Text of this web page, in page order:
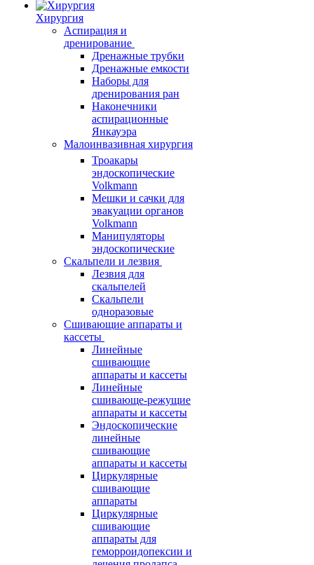
Хирургия
Аспирация и
дренирование
Дренажные трубки
Дренажные емкости
Наборы для
дренирования ран
Наконечники
аспирационные
Янкауэра
Малоинвазивная хирургия
Троакары
эндоскопические
Volkmann
Мешки и сачки для
эвакуации органов
Volkmann
Манипуляторы
эндоскопические
Скальпели и лезвия
Лезвия для
скальпелей
Скальпели
одноразовые
Сшивающие аппараты и
кассеты
Линейные
сшивающие
аппараты и кассеты
Линейные
сшивающе-режущие
аппараты и кассеты
Эндоскопические
линейные
сшивающие
аппараты и кассеты
Циркулярные
сшивающие
аппараты
Циркулярные
сшивающие
аппараты для
геморроидопексии и